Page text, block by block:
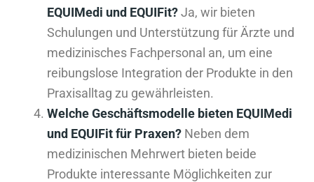
EQUIMedi und EQUIFit?Ja, wir bieten
Schulungen und Unterstützung für Ärzte und
medizinisches Fachpersonal an, um eine
reibungslose Integration der Produkte in den
Praxisalltag zu gewährleisten.
Welche Geschäftsmodelle bieten EQUIMedi
und EQUIFit für Praxen? Neben dem
medizinischen Mehrwert bieten beide
Produkte interessante Möglichkeiten zur